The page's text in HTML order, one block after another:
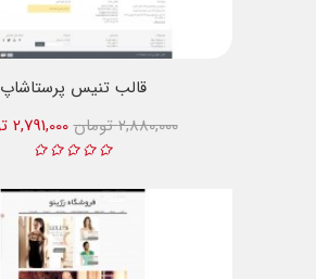
قالب تنیس پرستاشاپ
2,791,000 تومان
2,880,000 تومان